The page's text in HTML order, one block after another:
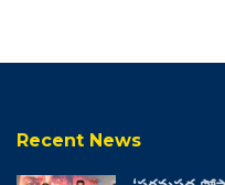
Recent News